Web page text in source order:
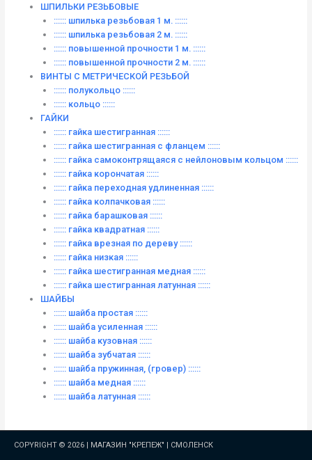
ШПИЛЬКИ РЕЗЬБОВЫЕ
:::::: шпилька резьбовая 1 м. ::::::
:::::: шпилька резьбовая 2 м. ::::::
:::::: повышенной прочности 1 м. ::::::
:::::: повышенной прочности 2 м. ::::::
ВИНТЫ C МЕТРИЧЕСКОЙ РЕЗЬБОЙ
:::::: полукольцо ::::::
:::::: кольцо ::::::
ГАЙКИ
:::::: гайка шестигранная ::::::
:::::: гайка шестигранная с фланцем ::::::
:::::: гайка самоконтрящаяся с нейлоновым кольцом ::::::
:::::: гайка корончатая ::::::
:::::: гайка переходная удлиненная ::::::
:::::: гайка колпачковая ::::::
:::::: гайка барашковая ::::::
:::::: гайка квадратная ::::::
:::::: гайка врезная по дереву ::::::
:::::: гайка низкая ::::::
:::::: гайка шестигранная медная ::::::
:::::: гайка шестигранная латунная ::::::
ШАЙБЫ
:::::: шайба простая ::::::
:::::: шайба усиленная ::::::
:::::: шайба кузовная ::::::
:::::: шайба зубчатая ::::::
:::::: шайба пружинная, (гровер) ::::::
:::::: шайба медная ::::::
:::::: шайба латунная ::::::
COPYRIGHT © 2026 | МАГАЗИН "КРЕПЕЖ" | СМОЛЕНСК